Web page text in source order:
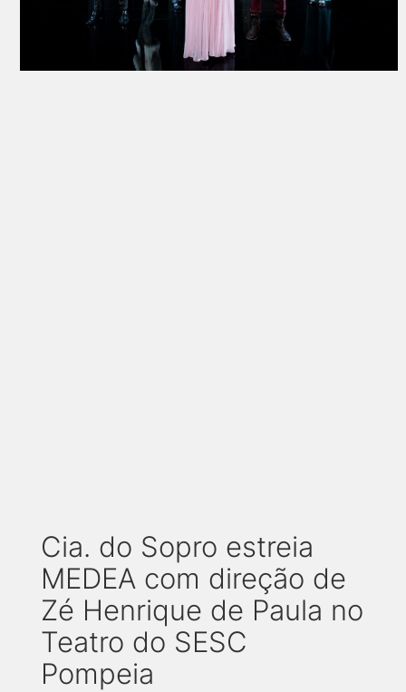
Cia. do Sopro estreia
MEDEA com direção de
Zé Henrique de Paula no
Teatro do SESC
Pompeia